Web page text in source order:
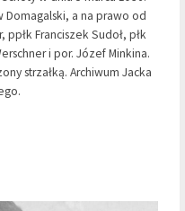
Domagalski, a na prawo od
Franciszek Sudoł, płk
i por. Józef Minkina.
strzałką. Archiwum Jacka